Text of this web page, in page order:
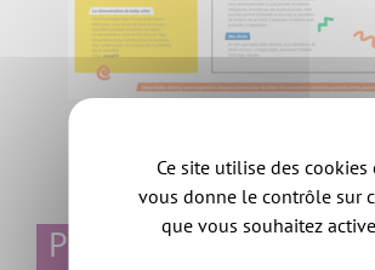
Plus d'infos si vous
Ce site utilise des cookies
vous donne le contrôle sur
que vous souhaitez